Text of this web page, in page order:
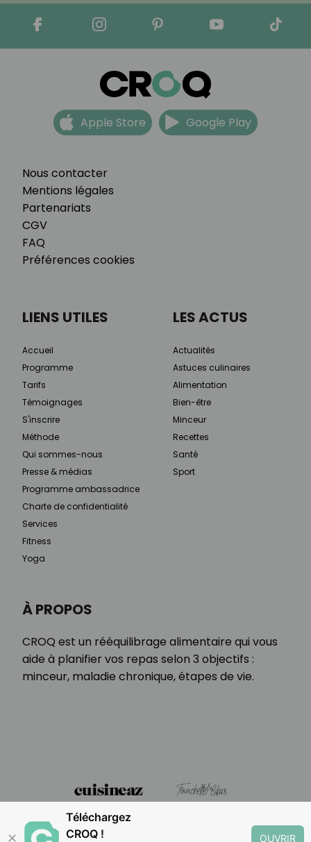
Nous contacter
Mentions légales
Partenariats
CGV
FAQ
Préférences cookies
Apple Store Google Play
À PROPOS
CROQ est un rééquilibrage alimentaire qui vous
aide à planifier vos repas selon 3 objectifs :
minceur, maladie chronique, étapes de vie.
LIENS UTILES
Accueil
Programme
Tarifs
Témoignages
S'inscrire
Méthode
Qui sommes-nous
Presse & médias
Programme ambassadrice
Charte de confidentialité
Services
Fitness
Yoga
LES ACTUS
Actualités
Astuces culinaires
Alimentation
Bien-être
Minceur
Recettes
Santé
Sport
✕
Téléchargez
CROQ !
OUVRIR